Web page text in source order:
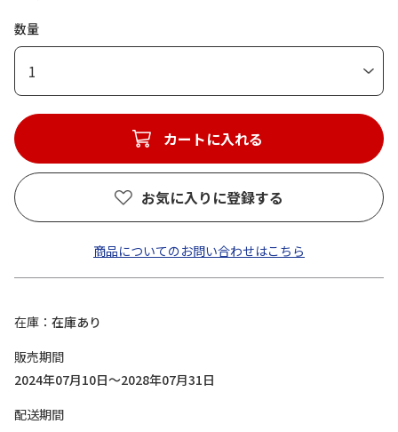
数量
1
カートに入れる
お気に入りに登録する
商品についてのお問い合わせはこちら
在庫
在庫あり
販売期間
2024年07月10日～2028年07月31日
配送期間